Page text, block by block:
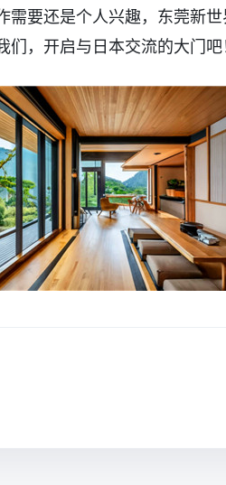
需要还是个人兴趣，东莞新
，开启与日本交流的大门吧